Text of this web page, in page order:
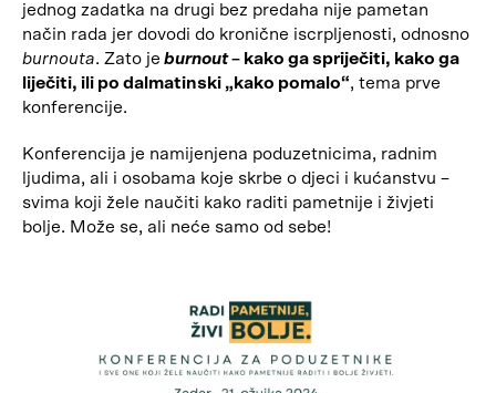
jednog zadatka na drugi bez predaha nije pametan
način rada jer dovodi do kronične iscrpljenosti, odnosno
burnouta. Zato je burnout– kako ga spriječiti, kako ga
liječiti, ili po dalmatinski „kako pomalo“, tema prve
konferencije.
Konferencija je namijenjena poduzetnicima, radnim
ljudima, ali i osobama koje skrbe o djeci i kućanstvu –
svima koji žele naučiti kako raditi pametnije i živjeti
bolje. Može se, ali neće samo od sebe!